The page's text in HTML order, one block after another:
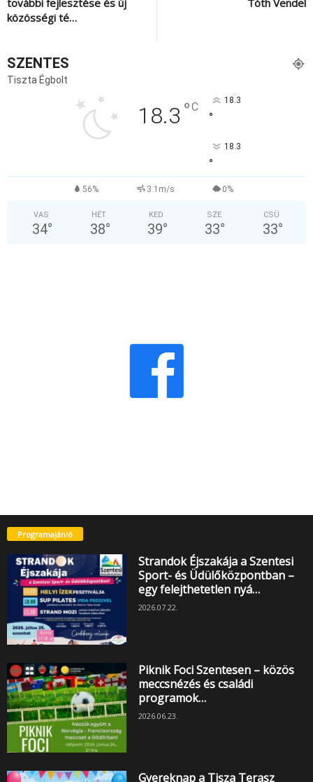
további fejlesztése és új
közösségi té…
Tóth Vendel
SZENTES
Tiszta Égbolt
18.3 °C 18.3
°
18.3
°
56% 3.1m/s 0%
VAS
34°
HÉT
38°
KED
39°
SZE
33°
CSÜ
33°
Programajánló
Strandok Éjszakája a Szentesi
Sport- és Üdülőközpontban –
egy felejthetetlen nyá…
2026.07.22.
Piknik Foci Szentesen – közös
meccsnézés és családi
programok…
2026.06.23.
Gyereknap a Tisza Terasz